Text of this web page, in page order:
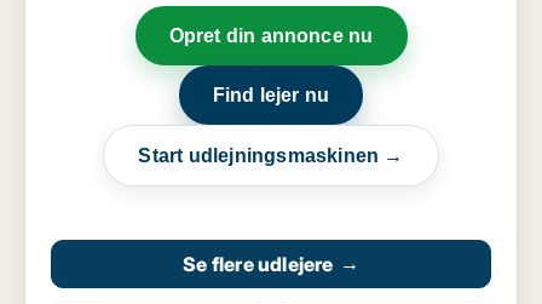
Opret din annonce nu
Find lejer nu
Start udlejningsmaskinen →
Se flere udlejere →